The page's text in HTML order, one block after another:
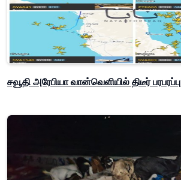
சவூதி அரேபியா வான்வெளியில் திடீர் பரபரப்பு